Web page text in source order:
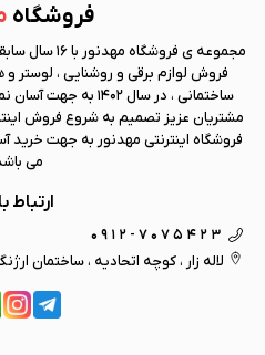
فروشگاه
مجموعه ی فروشگاه مهد نور
با 16 سال
فروش لوازم برقی و روشنایی ، لوستر
ساختمانی ، در سال
مشتریان عزیز تصمیم به شروع فروش
فروشگاه اینترنتی مهد نور به جهت خرید
می
ارتباط
0912-7075423
لاله زار ، کوچه اتحادیه ، ساختمان